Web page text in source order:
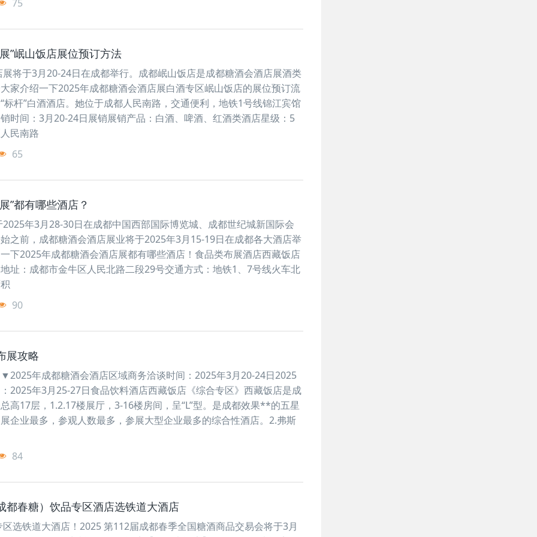
75
”岷山饭店展位预订方法
将于3月20-24日在成都举行。成都岷山饭店是成都糖酒会酒店展酒类
家介绍一下2025年成都糖酒会酒店展白酒专区岷山饭店的展位预订流
杆”白酒酒店。她位于成都人民南路，交通便利，地铁1号线锦江宾馆
时间：3月20-24日展销展销产品：白酒、啤酒、红酒类酒店星级：5
民南路
65
”都有哪些酒店？
年3月28-30日在成都中国西部国际博览城、成都世纪城新国际会
之前，成都糖酒会酒店展业将于2025年3月15-19日在成都各大酒店举
下2025年成都糖酒会酒店展都有哪些酒店！食品类布展酒店西藏饭店
址：成都市金牛区人民北路二段29号交通方式：地铁1、7号线火车北
90
展攻略
年成都糖酒会酒店区域商务洽谈时间：2025年3月20-24日2025
2025年3月25-27日食品饮料酒店西藏饭店《综合专区》西藏饭店是成
高17层，1.2.17楼展厅，3-16楼房间，呈“L”型。是成都效果**的五星
企业最多，参观人数最多，参展大型企业最多的综合性酒店。2.弗斯
84
都春糖）饮品专区酒店选铁道大酒店
选铁道大酒店！2025 第112届成都春季全国糖酒商品交易会将于3月